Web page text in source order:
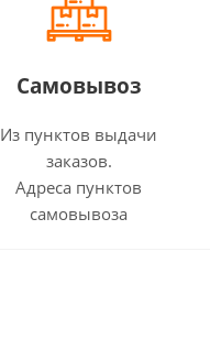
Самовывоз
Из пунктов выдачи
заказов.
Адреса пунктов
самовывоза